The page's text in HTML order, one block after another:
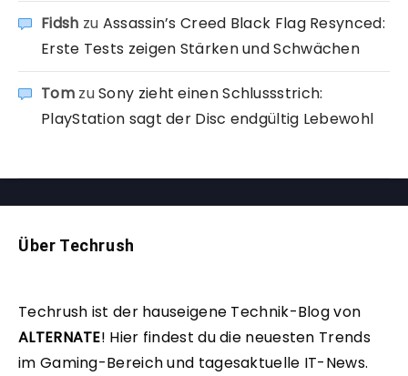
Fidsh zu Assassin’s Creed Black Flag Resynced:
Erste Tests zeigen Stärken und Schwächen
TomzuSony zieht einen Schlussstrich:
PlayStation sagt der Disc endgültig Lebewohl
Über Techrush
Techrush ist der hauseigene Technik-Blog von
ALTERNATE! Hier findest du die neuesten Trends
im Gaming-Bereich und tagesaktuelle IT-News.